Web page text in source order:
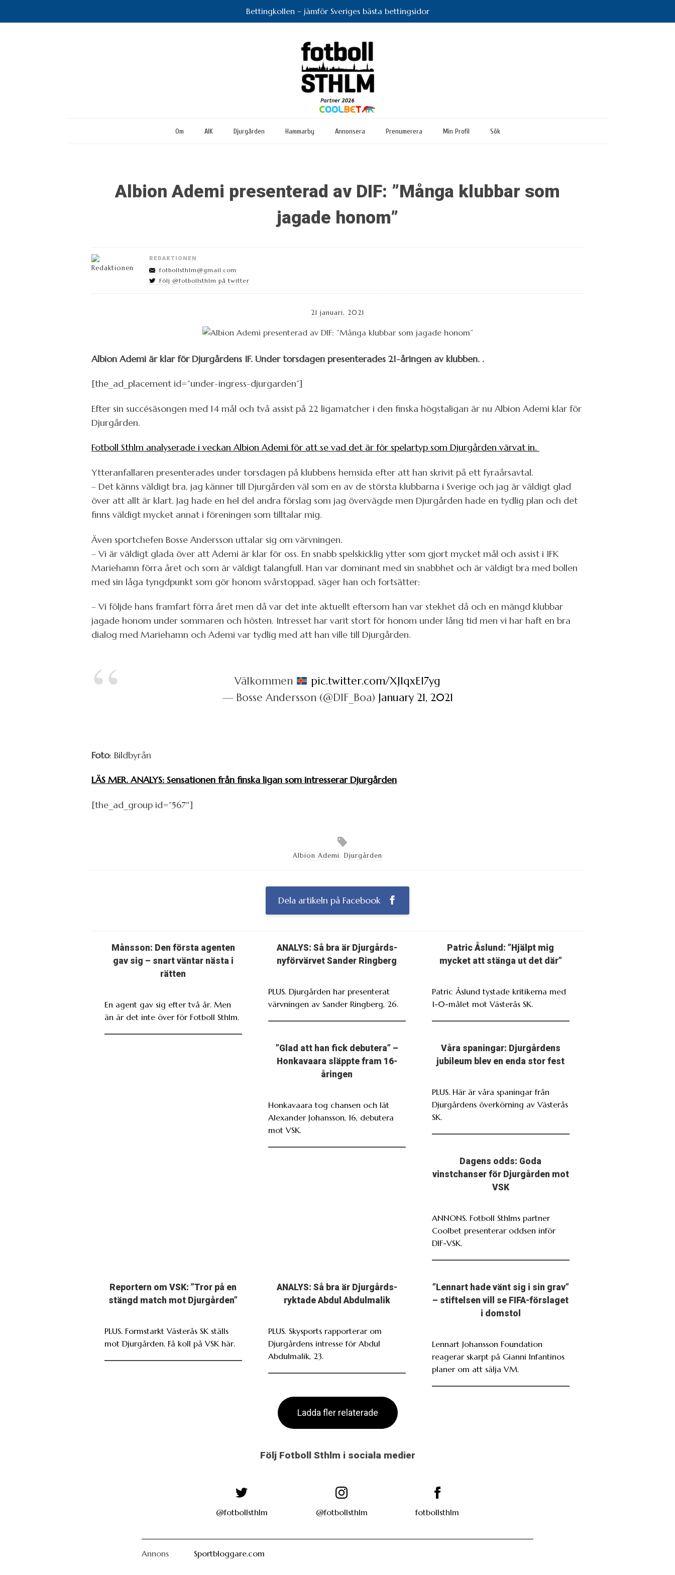
Bettingkollen – jämför Sveriges bästa bettingsidor
Om AIK Djurgården Hammarby Annonsera Prenumerera Min Profil Sök
Albion Ademi presenterad av DIF: ”Många klubbar som
jagade honom”
REDAKTIONEN
fotbollsthlm@gmail.com
Följ @fotbollsthlm på twitter
21 januari, 2021
Albion Ademi är klar för Djurgårdens IF. Under torsdagen presenterades 21-åringen av klubben. .
[the_ad_placement id=”under-ingress-djurgarden”]
Efter sin succésäsongen med 14 mål och två assist på 22 ligamatcher i den finska högstaligan är nu Albion Ademi klar för
Djurgården.
Fotboll Sthlm analyserade i veckan Albion Ademi för att se vad det är för spelartyp som Djurgården värvat in.
Ytteranfallaren presenterades under torsdagen på klubbens hemsida efter att han skrivit på ett fyraårsavtal.
– Det känns väldigt bra, jag känner till Djurgården väl som en av de största klubbarna i Sverige och jag är väldigt glad
över att allt är klart. Jag hade en hel del andra förslag som jag övervägde men Djurgården hade en tydlig plan och det
finns väldigt mycket annat i föreningen som tilltalar mig.
Även sportchefen Bosse Andersson uttalar sig om värvningen.
– Vi är väldigt glada över att Ademi är klar för oss. En snabb spelskicklig ytter som gjort mycket mål och assist i IFK
Mariehamn förra året och som är väldigt talangfull. Han var dominant med sin snabbhet och är väldigt bra med bollen
med sin låga tyngdpunkt som gör honom svårstoppad, säger han och fortsätter:
– Vi följde hans framfart förra året men då var det inte aktuellt eftersom han var stekhet då och en mängd klubbar
jagade honom under sommaren och hösten. Intresset har varit stort för honom under lång tid men vi har haft en bra
dialog med Mariehamn och Ademi var tydlig med att han ville till Djurgården.
Välkommen
pic.twitter.com/XJ1qxEl7yg
— Bosse Andersson (@DIF_Boa) January 21, 2021
Foto: Bildbyrån
LÄS MER. ANALYS: Sensationen från finska ligan som intresserar Djurgården
[the_ad_group id=”567″]
Albion Ademi, Djurgården
Dela artikeln på Facebook
Månsson: Den första agenten
gav sig – snart väntar nästa i
rätten
En agent gav sig efter två år. Men
än är det inte över för Fotboll Sthlm.
ANALYS: Så bra är Djurgårds-
nyförvärvet Sander Ringberg
PLUS. Djurgården har presenterat
värvningen av Sander Ringberg, 26.
Patric Åslund: ”Hjälpt mig
mycket att stänga ut det där”
Patric Åslund tystade kritikerna med
1-0-målet mot Västerås SK.
”Glad att han fick debutera” –
Honkavaara släppte fram 16-
åringen
Honkavaara tog chansen och lät
Alexander Johansson, 16, debutera
mot VSK.
Våra spaningar: Djurgårdens
jubileum blev en enda stor fest
PLUS. Här är våra spaningar från
Djurgårdens överkörning av Västerås
SK.
Dagens odds: Goda
vinstchanser för Djurgården mot
VSK
ANNONS. Fotboll Sthlms partner
Coolbet presenterar oddsen inför
DIF-VSK.
Reportern om VSK: ”Tror på en
stängd match mot Djurgården”
PLUS. Formstarkt Västerås SK ställs
mot Djurgården. Få koll på VSK här.
ANALYS: Så bra är Djurgårds-
ryktade Abdul Abdulmalik
PLUS. Skysports rapporterar om
Djurgårdens intresse för Abdul
Abdulmalik, 23.
”Lennart hade vänt sig i sin grav”
– stiftelsen vill se FIFA-förslaget
i domstol
Lennart Johansson Foundation
reagerar skarpt på Gianni Infantinos
planer om att sälja VM.
Ladda fler relaterade
Följ Fotboll Sthlm i sociala medier
@fotbollsthlm @fotbollsthlm fotbollsthlm
Annons Sportbloggare.com